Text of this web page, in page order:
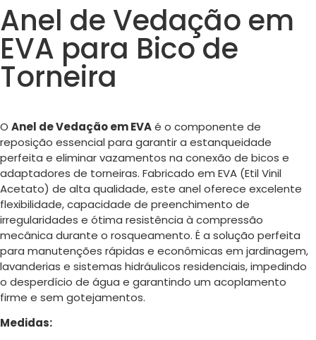
Anel de Vedação em
EVA para Bico de
Torneira
O Anel de Vedação em EVAé o componente de
reposição essencial para garantir a estanqueidade
perfeita e eliminar vazamentos na conexão de bicos e
adaptadores de torneiras. Fabricado em EVA (Etil Vinil
Acetato) de alta qualidade, este anel oferece excelente
flexibilidade, capacidade de preenchimento de
irregularidades e ótima resistência à compressão
mecânica durante o rosqueamento. É a solução perfeita
para manutenções rápidas e econômicas em jardinagem,
lavanderias e sistemas hidráulicos residenciais, impedindo
o desperdício de água e garantindo um acoplamento
firme e sem gotejamentos.
Medidas: